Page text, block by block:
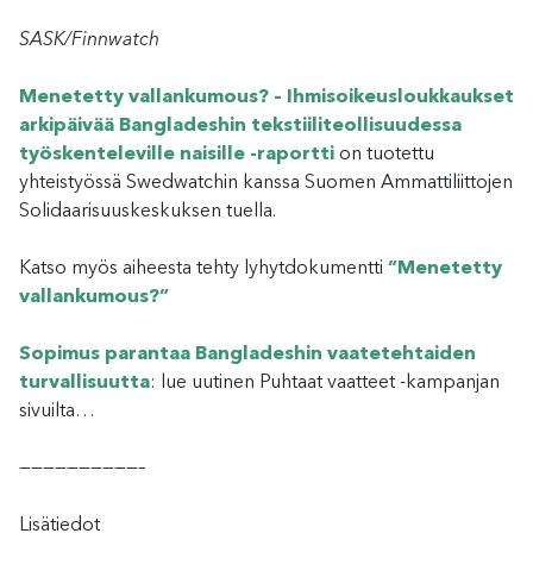
SASK/Finnwatch
Menetetty vallankumous? – Ihmisoikeusloukkaukset
arkipäivää Bangladeshin tekstiiliteollisuudessa
työskenteleville naisille -raportti on tuotettu
yhteistyössä Swedwatchin kanssa Suomen Ammattiliittojen
Solidaarisuuskeskuksen tuella.
Katso myös aiheesta tehty lyhytdokumentti ”Menetetty
vallankumous?”
Sopimus parantaa Bangladeshin vaatetehtaiden
turvallisuutta: lue uutinen Puhtaat vaatteet -kampanjan
sivuilta…
——————————–
Lisätiedot